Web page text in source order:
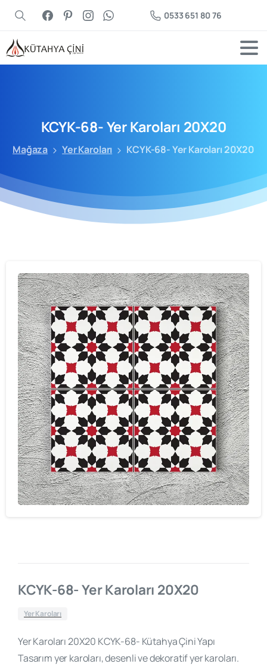
0533 651 80 76
KCYK-68-YerKaroları 20X20
Mağaza Yer Karoları KCYK-68- Yer Karoları 20X20
KCYK-68- Yer Karoları 20X20
Yer Karoları
Yer Karoları 20X20 KCYK-68- Kütahya Çini Yapı
Tasarım yer karoları, desenli ve dekoratif yer karoları.